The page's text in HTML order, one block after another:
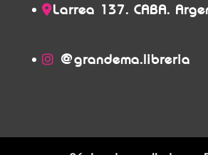
Larrea 137. CABA.
@grandema.libreria